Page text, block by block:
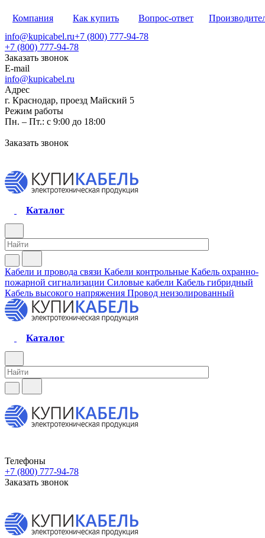
Компания Как купить Вопрос-ответ
info@kupicabel.ru+7 (800) 777-94-78
+7 (800) 777-94-78
Заказать звонок
E-mail
info@kupicabel.ru
Адрес
г. Краснодар, проезд Майский 5
Режим работы
Пн. – Пт.: с 9:00 до 18:00
Заказать звонок
Каталог
Кабели и провода связи Кабели контрольные Кабель охранно-
пожарной сигнализации Силовые кабели Кабель гибридный
Кабель высокого напряжения Провод неизолированный
Каталог
Телефоны
+7 (800) 777-94-78
Заказать звонок